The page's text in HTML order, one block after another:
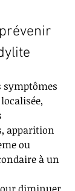
symptômes
apparition
ou
à un